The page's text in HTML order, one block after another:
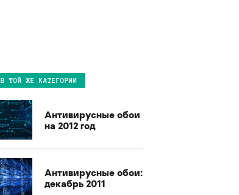
В ТОЙ ЖЕ КАТЕГОРИИ
Антивирусные обои
на 2012 год
Антивирусные обои:
декабрь 2011